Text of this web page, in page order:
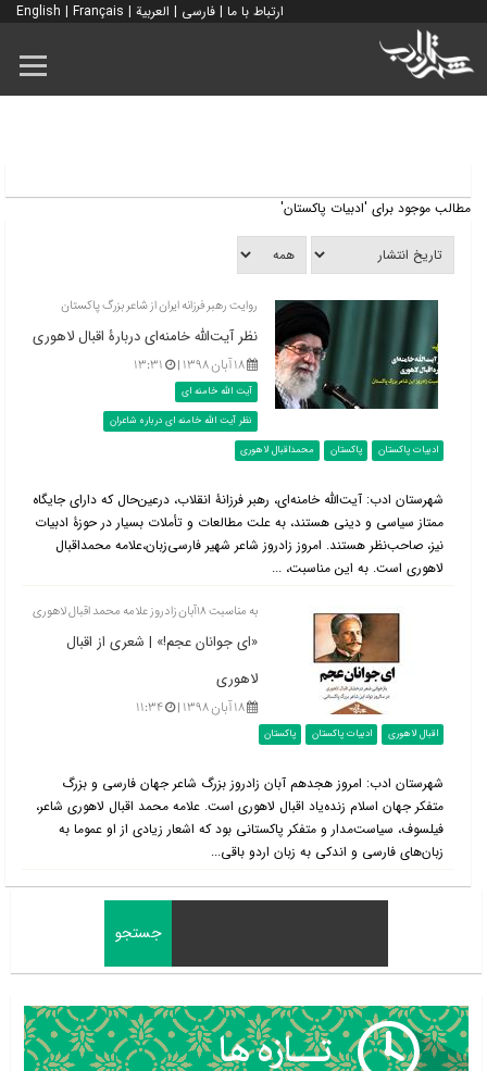
ارتباط با ما | فارسی | العربية |
English | Français
مطالب موجود برای 'ادبیات پاکستان'
روایت رهبر فرزانه ایران از شاعر بزرگ پاکستان
نظر آیت‌الله خامنه‌ای دربارۀ اقبال لاهوری
۱۸ آبان ۱۳۹۸ | ۱۳:۳۱
آیت الله خامنه ای
نظر آیت الله خامنه ای درباره شاعران
ادبیات پاکستان
پاکستان محمداقبال لاهوری
شهرستان ادب: آیت‌الله خامنه‌ای، رهبر فرزانۀ انقلاب، درعین‌حال که دارای جایگاه
ممتاز سیاسی و دینی هستند، به علت مطالعات و تأملات بسیار در حوزۀ ادبیات
نیز، صاحب‌نظر هستند. امروز زادروز شاعر شهیر فارسی‌زبان،علامه محمداقبال
لاهوری است. به این مناسبت، ...
به مناسبت ۱۸آبان زادروز علامه محمد اقبال لاهوری
«ای جوانان عجم!» | شعری از اقبال
لاهوری
۱۸ آبان ۱۳۹۸ | ۱۱:۳۴
اقبال لاهوری ادبیات پاکستان پاکستان
شهرستان ادب: امروز هجدهم آبان زادروز بزرگ شاعر جهان فارسی و بزرگ
متفکر جهان اسلام زنده‌یاد اقبال لاهوری است. علامه محمد اقبال لاهوری شاعر،
فیلسوف، سیاست‌مدار و متفکر پاکستانی بود که اشعار زیادی از او عموما به
زبان‌های فارسی و اندکی به زبان اردو باقی...